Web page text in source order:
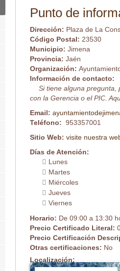
Punto de
Dirección: Plaza de La
Código Postal: 23530
Municipio: Jimena
Provincia: Jaén
Organización:
Información de contacto:
Si tiene alguna pregunta,
con la Gerencia o el PIC.
Email:
Teléfono: 953357001
Sitio Web: visite nuestra
Días de Atención:
Lunes
Martes
Miércoles
Jueves
Viernes
Horario: De 09:00 a 13:30
Precio Certificado Literal:
Precio Certificación
Otras certificaciones: No
Localización: